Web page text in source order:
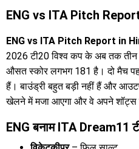
ENG vs ITA Pitch
ENG vs ITA Pitch Report in
2026 टी20 विश्व कप के अब तक
औसत स्कोर लगभग 181 है। दो मैच
हैं। बाउंड्री बहुत बड़ी नहीं हैं और
खेलने में मजा आएगा और वे अपने शॉट्स
ENG बनाम ITA Dream11